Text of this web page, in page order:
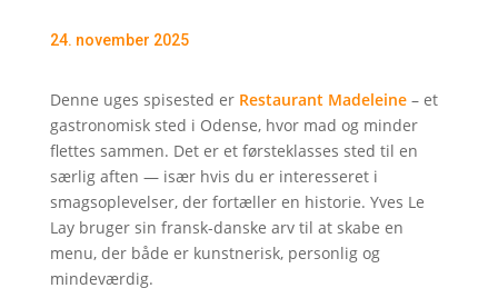
24. november 2025
Denne uges spisested er Restaurant Madeleine– et
gastronomisk sted i Odense, hvor mad og minder
flettes sammen. Det er et førsteklasses sted til en
særlig aften — især hvis du er interesseret i
smagsoplevelser, der fortæller en historie. Yves Le
Lay bruger sin fransk-danske arv til at skabe en
menu, der både er kunstnerisk, personlig og
mindeværdig.